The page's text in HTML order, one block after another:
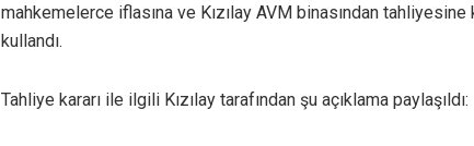
mahkemelerce iflasına ve Kızılay AVM binasından
kullandı.
Tahliye kararı ile ilgili Kızılay tarafından şu açıklama paylaşıldı: